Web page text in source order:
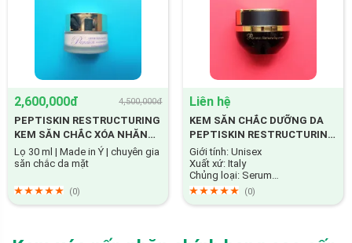
2,600,000đ 4,500,000đ
PEPTISKIN RESTRUCTURING
KEM SĂN CHẮC XÓA NHĂN
CHỐNG LÃO HÓA
Lọ 30 ml | Made in Ý | chuyên gia
săn chắc da mặt
(0)
Liên hệ
KEM SĂN CHẮC DƯỠNG DA
PEPTISKIN RESTRUCTURING
CREAM
Giới tính: Unisex
Xuất xứ: Italy
Chủng loại: Serum
Tính năng chính: Săn chắc, xóa
nhăn, tái tạo tế bào da...
(0)